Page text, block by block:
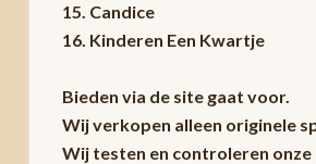
15. Candice
16. Kinderen Een Kwartje
Bieden via de site gaat voor.
Wij verkopen alleen originele
Wij testen en controleren onze